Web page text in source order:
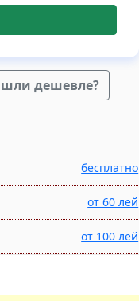
дешевле?
бесплатно
от 60 лей
от 100 лей